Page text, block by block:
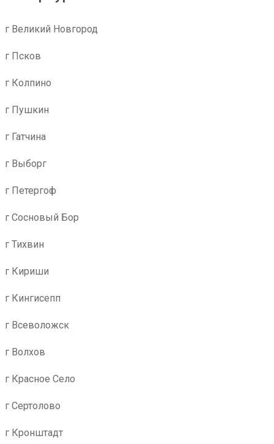
г Великий Новгород
г Псков
г Колпино
г Пушкин
г Гатчина
г Выборг
г Петергоф
г Сосновый Бор
г Тихвин
г Кириши
г Кингисепп
г Всеволожск
г Волхов
г Красное Село
г Сертолово
г Кронштадт